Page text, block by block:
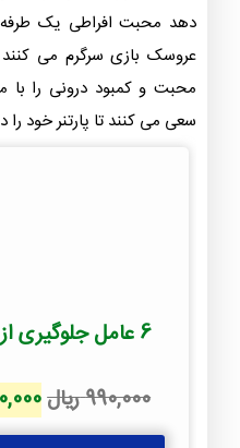
دهد محبت افراطی یک
عروسک بازی سرگرم می
محبت و کمبود درونی را با
سعی می کنند تا پارتنر خود